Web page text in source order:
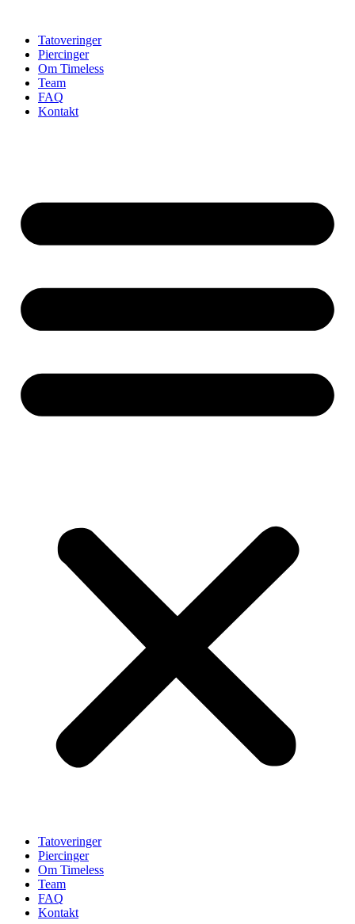
indholdTatoveringer
Piercinger
Om Timeless
Team
FAQ
Kontakt
Tatoveringer
Piercinger
Om Timeless
Team
FAQ
Kontakt